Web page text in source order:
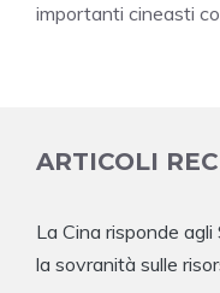
importanti cineasti
ARTICOLI
La Cina risponde
la sovranità sulle